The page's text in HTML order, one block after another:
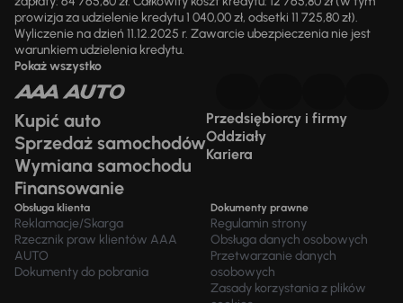
prowizja za udzielenie kredytu 1 040,00 zł, odsetki 11 725,80 zł).
Wyliczenie na dzień 11.12.2025 r. Zawarcie ubezpieczenia nie jest
warunkiem udzielenia kredytu.
Pokaż wszystko
Kupić auto
Sprzedaż samochodów
Wymiana samochodu
Finansowanie
Przedsiębiorcy i firmy
Oddziały
Kariera
Obsługa klienta
Reklamacje/Skarga
Rzecznik praw klientów AAA
AUTO
Dokumenty do pobrania
Dokumenty prawne
Regulamin strony
Obsługa danych osobowych
Przetwarzanie danych
osobowych
Zasady korzystania z plików